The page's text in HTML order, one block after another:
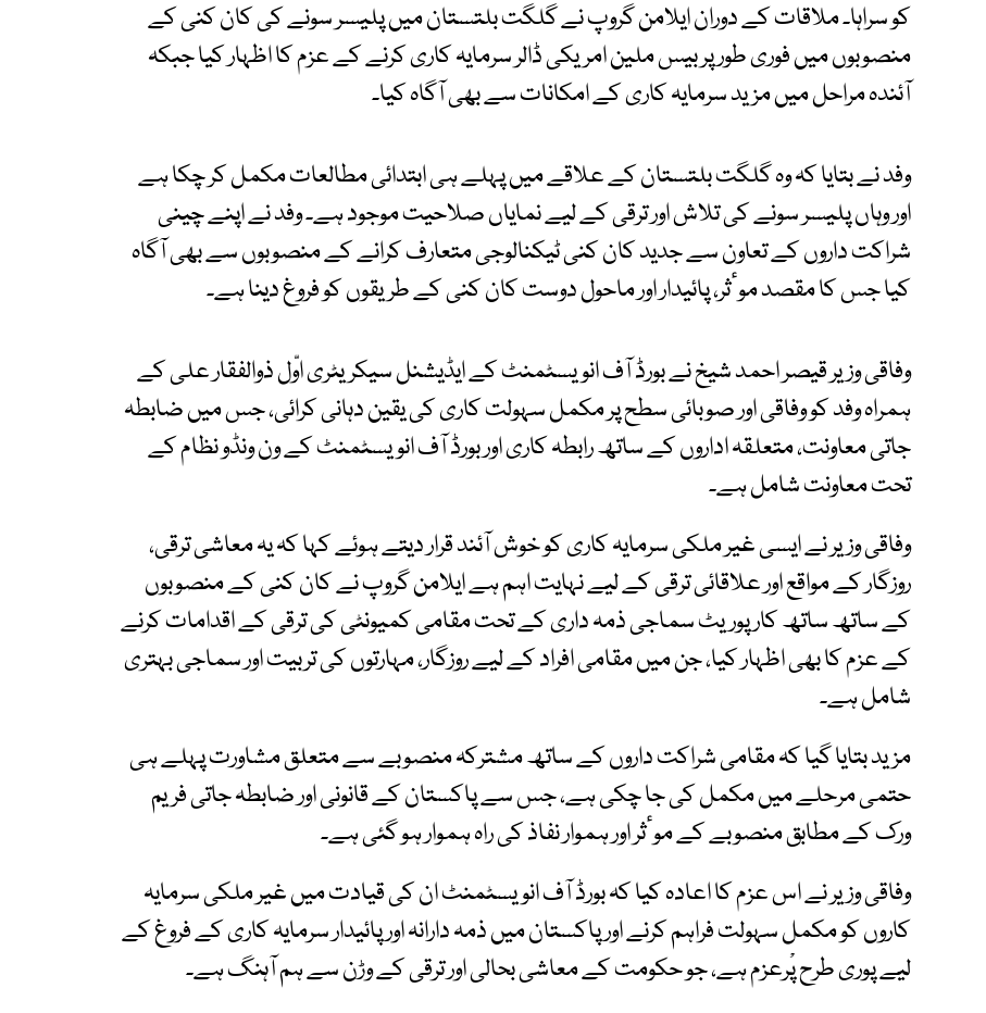
کو سراہا۔ ملاقات کے دوران ایلامن گروپ نے گلگت بلتستان میں پلیسر سونے کی کان کنی کے
منصوبوں میں فوری طور پر بیس ملین امریکی ڈالر سرمایہ کاری کرنے کے عزم کا اظہار کیا جبکہ
آئندہ مراحل میں مزید سرمایہ کاری کے امکانات سے بھی آگاہ کیا۔
وفد نے بتایا کہ وہ گلگت بلتستان کے علاقے میں پہلے ہی ابتدائی مطالعات مکمل کر چکا ہے
اور وہاں پلیسر سونے کی تلاش اور ترقی کے لیے نمایاں صلاحیت موجود ہے۔ وفد نے اپنے چینی
شراکت داروں کے تعاون سے جدید کان کنی ٹیکنالوجی متعارف کرانے کے منصوبوں سے بھی آگاہ
کیا جس کا مقصد موٴثر، پائیدار اور ماحول دوست کان کنی کے طریقوں کو فروغ دینا ہے۔
وفاقی وزیر قیصر احمد شیخ نے بورڈ آف انویسٹمنٹ کے ایڈیشنل سیکریٹری اوّل ذوالفقار علی کے
ہمراہ وفد کو وفاقی اور صوبائی سطح پر مکمل سہولت کاری کی یقین دہانی کرائی، جس میں ضابطہ
جاتی معاونت، متعلقہ اداروں کے ساتھ رابطہ کاری اور بورڈ آف انویسٹمنٹ کے ون ونڈو نظام کے
تحت معاونت شامل ہے۔
وفاقی وزیر نے ایسی غیر ملکی سرمایہ کاری کو خوش آئند قرار دیتے ہوئے کہا کہ یہ معاشی ترقی،
روزگار کے مواقع اور علاقائی ترقی کے لیے نہایت اہم ہے ایلامن گروپ نے کان کنی کے منصوبوں
کے ساتھ ساتھ کارپوریٹ سماجی ذمہ داری کے تحت مقامی کمیونٹی کی ترقی کے اقدامات کرنے
کے عزم کا بھی اظہار کیا، جن میں مقامی افراد کے لیے روزگار، مہارتوں کی تربیت اور سماجی بہتری
شامل ہے۔
مزید بتایا گیا کہ مقامی شراکت داروں کے ساتھ مشترکہ منصوبے سے متعلق مشاورت پہلے ہی
حتمی مرحلے میں مکمل کی جا چکی ہے، جس سے پاکستان کے قانونی اور ضابطہ جاتی فریم
ورک کے مطابق منصوبے کے موٴثر اور ہموار نفاذ کی راہ ہموار ہو گئی ہے۔
وفاقی وزیر نے اس عزم کا اعادہ کیا کہ بورڈ آف انویسٹمنٹ ان کی قیادت میں غیر ملکی سرمایہ
کاروں کو مکمل سہولت فراہم کرنے اور پاکستان میں ذمہ دارانہ اور پائیدار سرمایہ کاری کے فروغ کے
لیے پوری طرح پْرعزم ہے، جو حکومت کے معاشی بحالی اور ترقی کے وڑن سے ہم آہنگ ہے۔